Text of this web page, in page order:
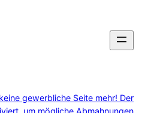
gewerbliche Seite mehr! Der
um mögliche Abmahnungen